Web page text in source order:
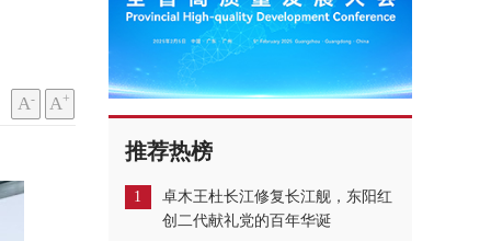
A- A+
推荐热榜
1
卓木王杜长江修复长江舰，东阳红
创二代献礼党的百年华诞